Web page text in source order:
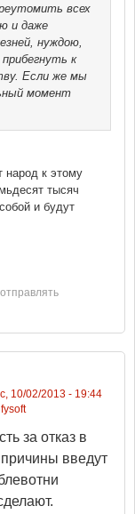
всех
и даже
нуждою,
к
Если же мы
момент
народ к этому
тысяч
и будут
отправлять
10/02/2013 - 19:44
fysoft
за отказ в
введут